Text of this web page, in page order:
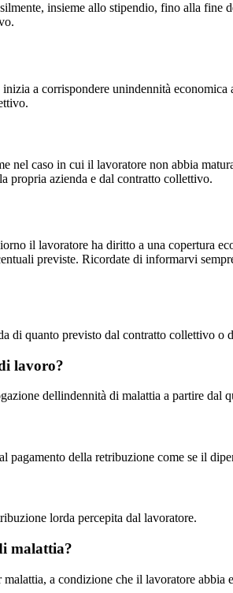
insieme allo stipendio, fino alla
a corrispondere unindennità
nel caso in cui il lavoratore non abbia
propria azienda e dal contratto collettivo.
il lavoratore ha diritto a una copertura
previste. Ricordate di informarvi
di quanto previsto dal contratto collettivo o
lavoro?
dellindennità di malattia a partire dal
della retribuzione come se il
lorda percepita dal lavoratore.
malattia?
a condizione che il lavoratore